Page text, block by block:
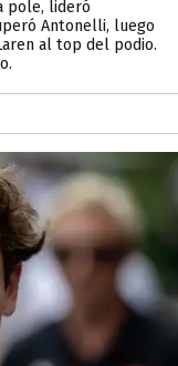
pole, lideró
Antonelli, luego
al top del podio.